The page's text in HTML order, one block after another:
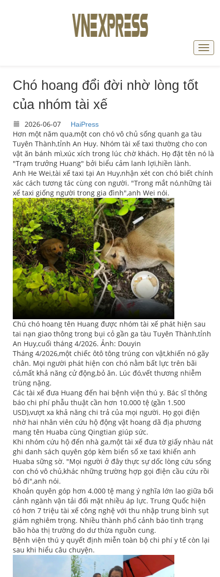
Chó hoang đổi đời nhờ lòng tốt
của nhóm tài xế
2026-06-07 HaiPress
Hơn một năm qua,một con chó vô chủ sống quanh ga tàu
Tuyên Thành,tỉnh An Huy. Nhóm tài xế taxi thường cho con
vật ăn bánh mì,xúc xích trong lúc chờ khách. Họ đặt tên nó là
"Trạm trưởng Huang" bởi biểu cảm lanh lợi,hiền lành.
Anh He Wei,tài xế taxi tại An Huy,nhận xét con chó biết chính
xác cách tương tác cùng con người. "Trong mắt nó,những tài
xế taxi giống người trong gia đình",anh Wei nói.
Chú chó hoang tên Huang được nhóm tài xế phát hiện sau
tai nạn giao thông trong bụi cỏ gần ga tàu Tuyên Thành,tỉnh
An Huy,cuối tháng 4/2026. Ảnh: Douyin
Tháng 4/2026,một chiếc ôtô tông trúng con vật,khiến nó gãy
chân. Mọi người phát hiện con chó nằm bất lực trên bãi
cỏ,mất khả năng cử động,bỏ ăn. Lúc đó,vết thương nhiễm
trùng nặng.
Các tài xế đưa Huang đến hai bệnh viện thú y. Bác sĩ thông
báo chi phí phẫu thuật cần hơn 10.000 tệ (gần 1.500
USD),vượt xa khả năng chi trả của mọi người. Họ gọi điện
nhờ hai nhân viên cứu hộ động vật hoang dã địa phương
mang tên Huaba cùng Qingtian giúp sức.
Khi nhóm cứu hộ đến nhà ga,một tài xế đưa tờ giấy nhàu nát
ghi danh sách quyên góp kèm biển số xe taxi khiến anh
Huaba sững sờ. "Mọi người ở đây thực sự dốc lòng cứu sống
con chó vô chủ,khác những trường hợp gọi điện cầu cứu rồi
bỏ đi",anh nói.
Khoản quyên góp hơn 4.000 tệ mang ý nghĩa lớn lao giữa bối
cảnh ngành vận tải đối mặt nhiều áp lực. Trung Quốc hiện
có hơn 7 triệu tài xế công nghệ với thu nhập trung bình sụt
giảm nghiêm trọng. Nhiều thành phố cảnh báo tình trạng
bão hòa thị trường do dư thừa nguồn cung.
Bệnh viện thú y quyết định miễn toàn bộ chi phí y tế còn lại
sau khi hiểu câu chuyện.